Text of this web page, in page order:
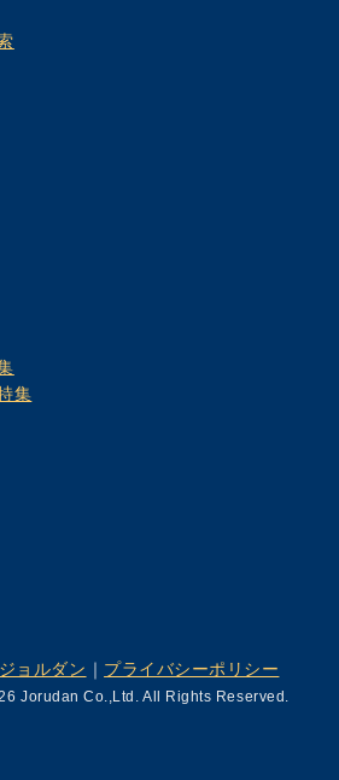
集
ョルダン ｜ プライバシーポリシー
Jorudan Co.,Ltd. All Rights Reserved.